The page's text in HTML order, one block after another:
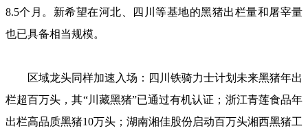
8.5个月。新希望在河北、四川等基地的黑猪出栏量和屠宰量
也已具备相当规模。
区域龙头同样加速入场：四川铁骑力士计划未来黑猪年出
栏超百万头，其“川藏黑猪”已通过有机认证；浙江青莲食品年
出栏高品质黑猪10万头；湖南湘佳股份启动百万头湘西黑猪工